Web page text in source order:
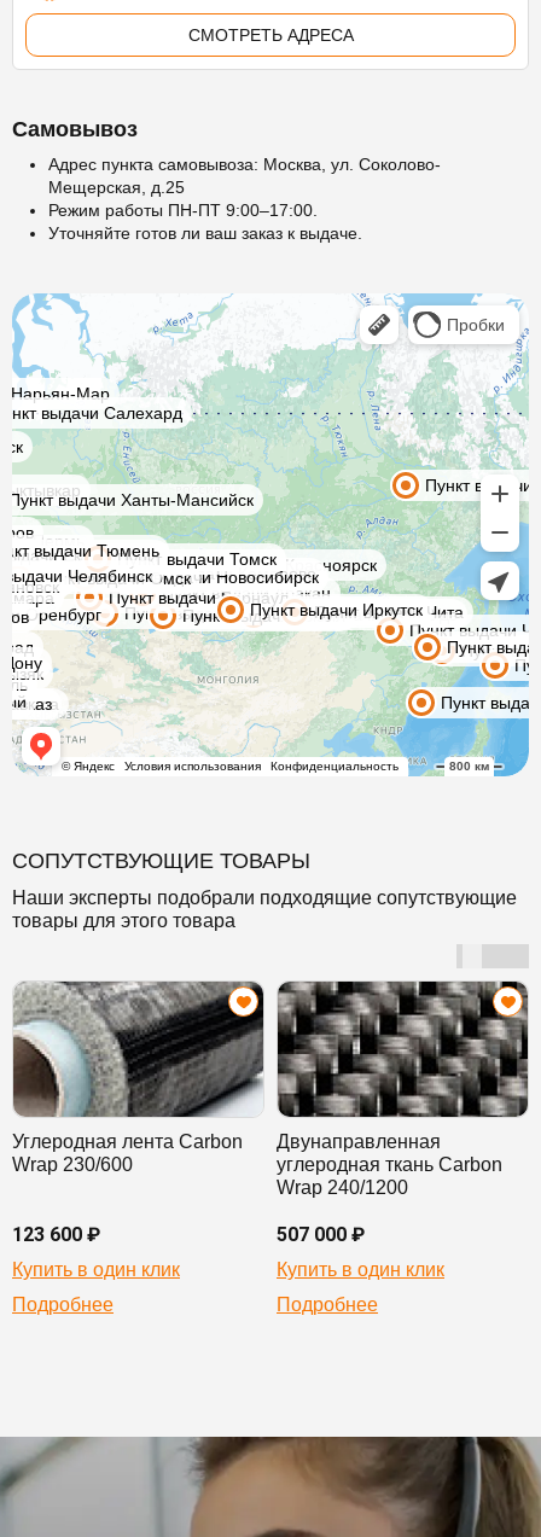
СМОТРЕТЬ АДРЕСА
Самовывоз
Адрес пункта самовывоза: Москва, ул. Соколово-
Мещерская, д.25
Режим работы ПН-ПТ 9:00–17:00.
Уточняйте готов ли ваш заказ к выдаче.
СОПУТСТВУЮЩИЕ ТОВАРЫ
Наши эксперты подобрали подходящие сопутствующие
товары для этого товара
Углеродная лента Carbon
Wrap 230/600
123 600 ₽
Купить в один клик
Подробнее
Двунаправленная
углеродная ткань Carbon
Wrap 240/1200
507 000 ₽
Купить в один клик
Подробнее